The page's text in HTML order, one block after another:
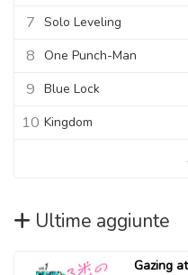
7 Solo Leveling
8 One Punch-Man
9 Blue Lock
10 Kingdom
Ultime aggiunte
Gazing